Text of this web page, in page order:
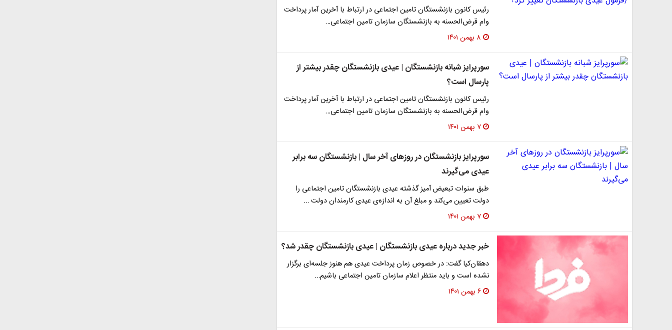
رئیس کانون بازنشستگان تامین اجتماعی در ارتباط با آخرین آمار پرداخت
وام قرض‌الحسنه به بازنشستگان سازمان تامین اجتماعی…
۸ بهمن ۱۴۰۱
سورپرایز شبانه بازنشستگان | عیدی بازنشستگان چقدر بیشتر از
پارسال است؟
رئیس کانون بازنشستگان تامین اجتماعی در ارتباط با آخرین آمار پرداخت
وام قرض‌الحسنه به بازنشستگان سازمان تامین اجتماعی…
۷ بهمن ۱۴۰۱
سورپرایز بازنشستگان در روزهای آخر سال | بازنشستگان سه برابر
عیدی می‌گیرند
طبق سنوات تبعیض آمیز گذشته عیدی بازنشستگان تامین اجتماعی را
دولت تعیین می‌کند و مبلغ آن به اندازه‌ی عیدی کارمندان دولت …
۷ بهمن ۱۴۰۱
خبر جدید درباره عیدی بازنشستگان | عیدی بازنشستگان چقدر شد؟
دهقان‌کیا گفت: در خصوص زمان پرداخت عیدی هم هنوز جلسه‌ای برگزار
نشده است و باید منتظر اعلام سازمان تامین اجتماعی باشیم…
۶ بهمن ۱۴۰۱